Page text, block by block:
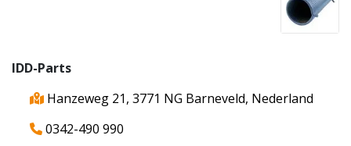
IDD-Parts
Hanzeweg 21, 3771 NG Barneveld, Nederland
0342-490 990